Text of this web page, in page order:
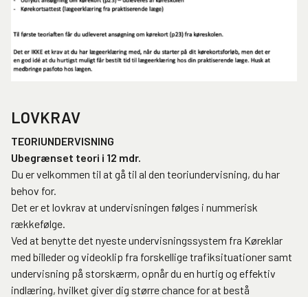
LOVKRAV
TEORIUNDERVISNING
Ubegrænset teori i 12 mdr.
Du er velkommen til at gå til al den teoriundervisning, du har
behov for.
Det er et lovkrav at undervisningen følges i nummerisk
rækkefølge.
Ved at benytte det nyeste undervisningssystem fra Køreklar
med billeder og videoklip fra forskellige trafiksituationer samt
undervisning på storskærm, opnår du en hurtig og effektiv
indlæring, hvilket giver dig større chance for at bestå